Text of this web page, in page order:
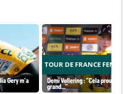
Gery m'a
TOUR DE FRANCE
Demi Vollering : "Cela prouve
grand..."